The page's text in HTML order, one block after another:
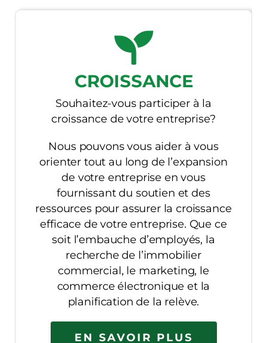
CROISSANCE
Souhaitez-vous participer à la
croissance de votre entreprise?
Nous pouvons vous aider à vous
orienter tout au long de l’expansion
de votre entreprise en vous
fournissant du soutien et des
ressources pour assurer la croissance
efficace de votre entreprise. Que ce
soit l’embauche d’employés, la
recherche de l’immobilier
commercial, le marketing, le
commerce électronique et la
planification de la relève.
EN SAVOIR PLUS